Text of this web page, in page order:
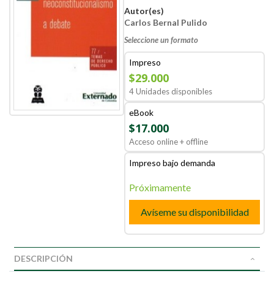
Autor(es)
Carlos Bernal Pulido
Seleccione un formato
Impreso
$29.000
4 Unidades disponibles
eBook
$17.000
Acceso online + offline
Impreso bajo demanda
Próximamente
Avíseme su disponibilidad
DESCRIPCIÓN